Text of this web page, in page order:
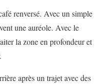
renversé. Avec un simple
une auréole. Avec le
la zone en profondeur et
après un trajet avec des